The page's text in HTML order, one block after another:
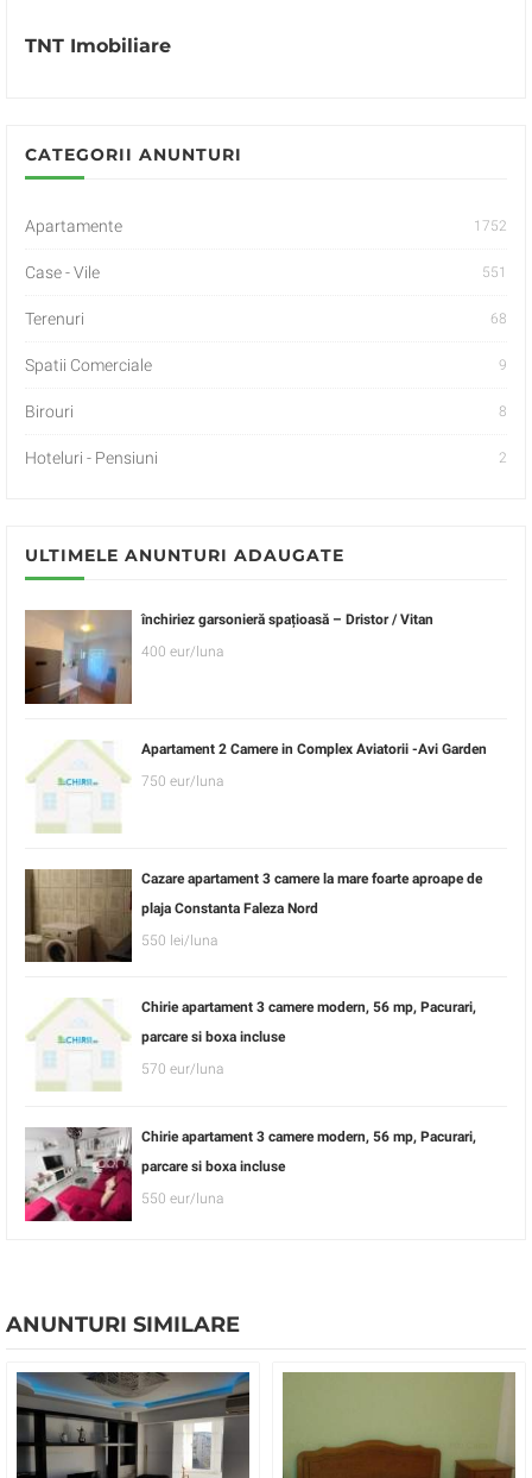
TNT Imobiliare
CATEGORII ANUNTURI
Apartamente 1752
Case - Vile 551
Terenuri 68
Spatii Comerciale 9
Birouri 8
Hoteluri - Pensiuni 2
ULTIMELE ANUNTURI ADAUGATE
închiriez garsonieră spațioasă – Dristor / Vitan
400 eur/luna
Apartament 2 Camere in Complex Aviatorii -Avi Garden
750 eur/luna
Cazare apartament 3 camere la mare foarte aproape de
plaja Constanta Faleza Nord
550 lei/luna
Chirie apartament 3 camere modern, 56 mp, Pacurari,
parcare si boxa incluse
570 eur/luna
Chirie apartament 3 camere modern, 56 mp, Pacurari,
parcare si boxa incluse
550 eur/luna
ANUNTURI SIMILARE